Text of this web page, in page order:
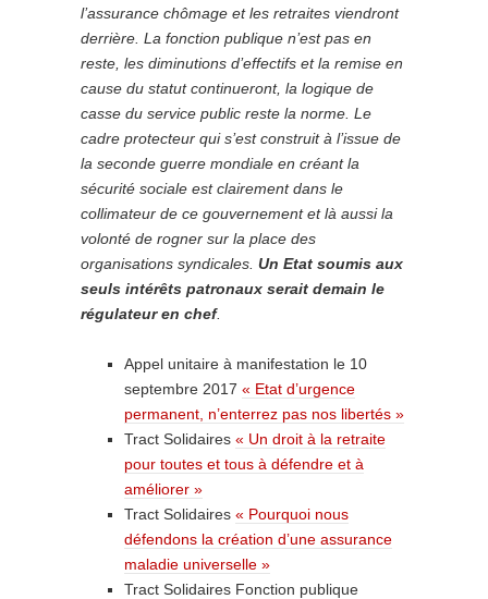
l’assurance chômage et les retraites viendront
derrière. La fonction publique n’est pas en
reste, les diminutions d’effectifs et la remise en
cause du statut continueront, la logique de
casse du service public reste la norme. Le
cadre protecteur qui s’est construit à l’issue de
la seconde guerre mondiale en créant la
sécurité sociale est clairement dans le
collimateur de ce gouvernement et là aussi la
volonté de rogner sur la place des
organisations syndicales. Un Etat soumis aux
seuls intérêts patronaux serait demain le
régulateur en chef.
Appel unitaire à manifestation le 10
septembre 2017 « Etat d’urgence
permanent, n’enterrez pas nos libertés »
Tract Solidaires « Un droit à la retraite
pour toutes et tous à défendre et à
améliorer »
Tract Solidaires « Pourquoi nous
défendons la création d’une assurance
maladie universelle »
Tract Solidaires Fonction publique